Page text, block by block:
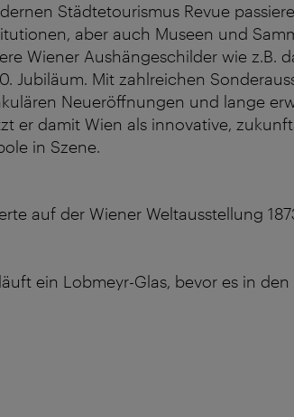
Städtetourismus Revue
aber auch Museen und
Wiener Aushängeschilder wie z.B.
Jubiläum. Mit zahlreichen
Neueröffnungen und lange
er damit Wien als innovative,
in Szene.
auf der Wiener Weltausstellung
ein Lobmeyr-Glas, bevor es in